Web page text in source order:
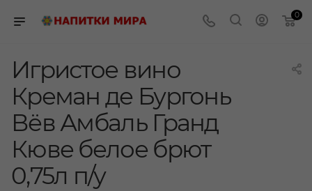
0
Игристое вино
Креман де Бургонь
Вёв Амбаль Гранд
Кюве белое брют
0,75л п/у